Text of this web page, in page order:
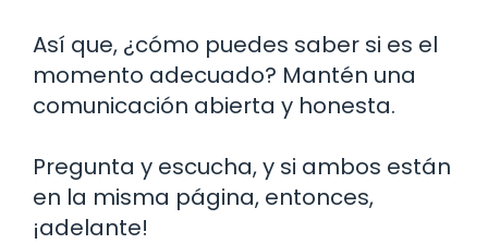
Así que, ¿cómo puedes saber si es el
momento adecuado? Mantén una
comunicación abierta y honesta.
Pregunta y escucha, y si ambos están
en la misma página, entonces,
¡adelante!